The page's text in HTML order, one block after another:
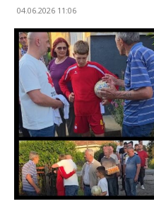
04.06.2026 11:06